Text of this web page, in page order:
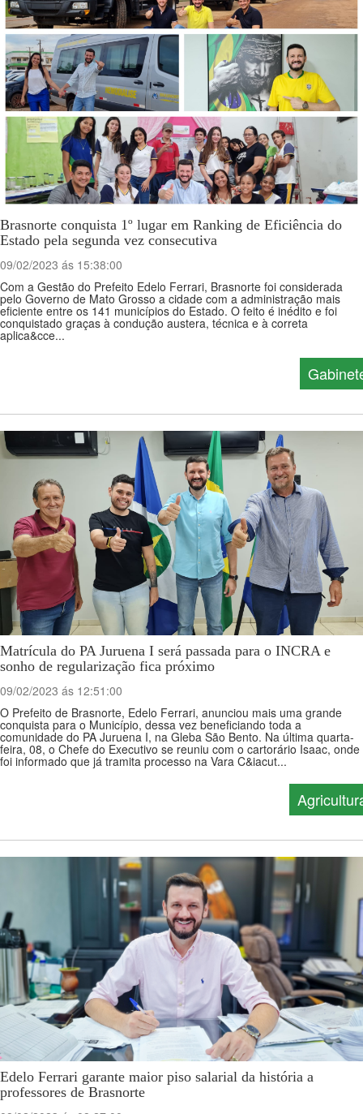
Brasnorte conquista 1º lugar em Ranking de Eficiência do
Estado pela segunda vez consecutiva
09/02/2023 ás 15:38:00
Com a Gestão do Prefeito Edelo Ferrari, Brasnorte foi considerada
pelo Governo de Mato Grosso a cidade com a administração mais
eficiente entre os 141 municípios do Estado. O feito é inédito e foi
conquistado graças à condução austera, técnica e à correta
aplica&cce...
Matrícula do PA Juruena I será passada para o INCRA e
sonho de regularização fica próximo
09/02/2023 ás 12:51:00
O Prefeito de Brasnorte, Edelo Ferrari, anunciou mais uma grande
conquista para o Município, dessa vez beneficiando toda a
comunidade do PA Juruena I, na Gleba São Bento. Na última quarta-
feira, 08, o Chefe do Executivo se reuniu com o cartorário Isaac, onde
foi informado que já tramita processo na Vara C&iacut...
Edelo Ferrari garante maior piso salarial da história a
professores de Brasnorte